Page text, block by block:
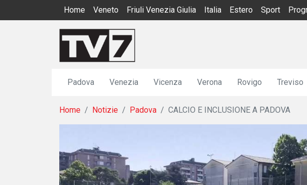
Home Veneto Friuli Venezia Giulia Italia Estero Sport
Padova Venezia Vicenza Verona Rovigo Treviso
Home Notizie Padova CALCIO E INCLUSIONE A PADOVA